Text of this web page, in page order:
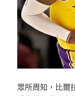
眾所周知，比爾